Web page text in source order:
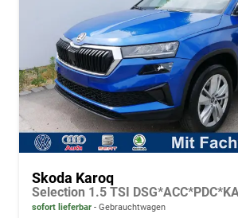
Skoda Karoq
sofort lieferbar Gebrauchtwagen